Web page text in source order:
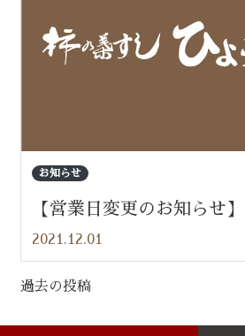
お知らせ
【営業日変更のお知らせ
2021.12.01
投
稿
過去の投稿